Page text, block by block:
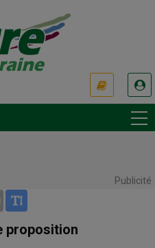
Publicité
Print
proposition